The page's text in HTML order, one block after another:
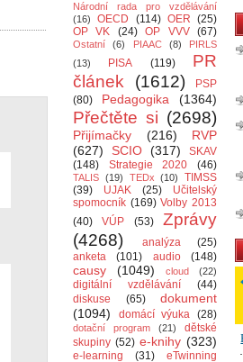
Národní rada pro vzdělávání
(16)
OECD (114) OER (25)
OP VK
(24) OP VVV (67)
Ostatní (6) PIAAC (8)
PIRLS
(13)
PISA (119)
PR
článek
(1612)
PSP
(80)
Pedagogika (1364)
Přečtěte si (2698)
Přijímačky (216)
RVP
(627)
SCIO (317)
SKAV
(148)
Strategie 2020 (46)
TALIS (19) TEDx (10)
TIMSS
(39)
UJAK (25)
Učitelský
spomocník (169) Volby 2013
(40)
VÚP (53)
Zprávy
(4268)
analýza
(25)
anketa
(101) audio (148)
causy (1049) cloud (22)
digitální vzdělávání
(44)
diskuse
(65)
dokument
(1094)
domácí výuka (28)
dotační program (21)
dětské
skupiny (52) e-knihy (323)
e-learning (31)
eTwinning